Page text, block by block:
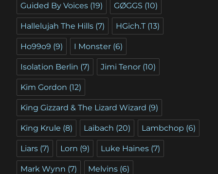
Guided By Voices (19) GØGGS (10)
Hallelujah The Hills (7) HGich.T (13)
Ho99o9 (9) I Monster (6)
Isolation Berlin (7) Jimi Tenor (10)
Kim Gordon (12)
King Gizzard & The Lizard Wizard (9)
King Krule (8) Laibach (20) Lambchop (6)
Liars (7) Lorn (9) Luke Haines (7)
Mark Wynn (7) Melvins (6)